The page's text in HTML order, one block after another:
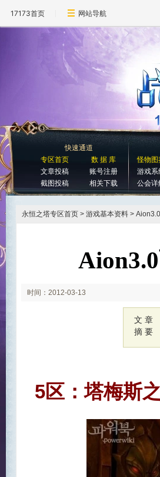
17173首页 网站导航
快速通道
专区首页
数 据 库
文章投稿
账号注册
截图投稿
相关下载
怪物图
游戏系
公会详
永恒之塔专区首页 > 游戏基本资料 >
时间：2012-03-13
文 章
摘 要
5区：塔梅斯